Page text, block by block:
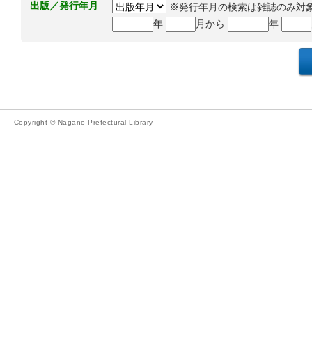
出版／発行年月
※発行年月の検索は雑誌のみ対
年
月から 年
Copyright © Nagano Prefectural Library